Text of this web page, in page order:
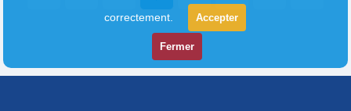
correctement.
Accepter
Fermer